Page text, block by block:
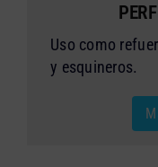
Uso como
y esquineros.